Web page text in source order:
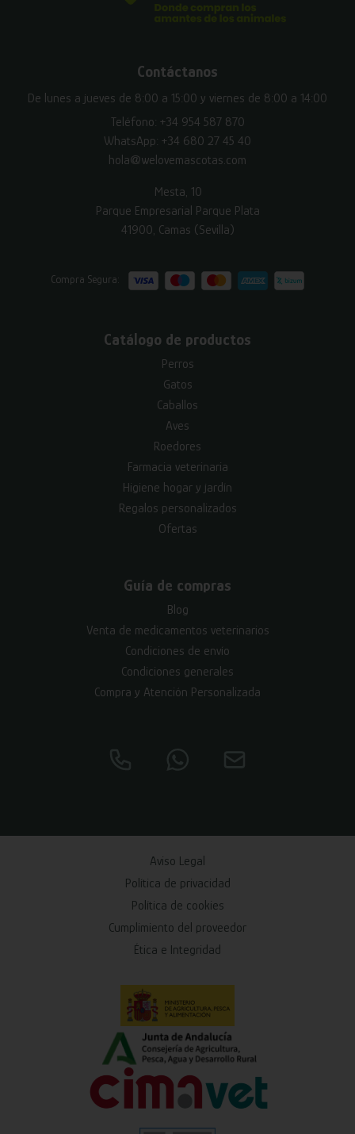
Contáctanos
De lunes a jueves de 8:00 a 15:00 y viernes de 8:00 a 14:00
Teléfono: +34 954 587 870
WhatsApp: +34 680 27 45 40
hola@welovemascotas.com
Mesta, 10
Parque Empresarial Parque Plata
41900, Camas (Sevilla)
Compra Segura:
Catálogo de productos
Perros
Gatos
Caballos
Aves
Roedores
Farmacia veterinaria
Higiene hogar y jardín
Regalos personalizados
Ofertas
Guía de compras
Blog
Venta de medicamentos veterinarios
Condiciones de envío
Condiciones generales
Compra y Atención Personalizada
Aviso Legal
Política de privacidad
Política de cookies
Cumplimiento del proveedor
Ética e Integridad